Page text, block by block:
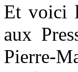
Et voici
aux
Pierre-